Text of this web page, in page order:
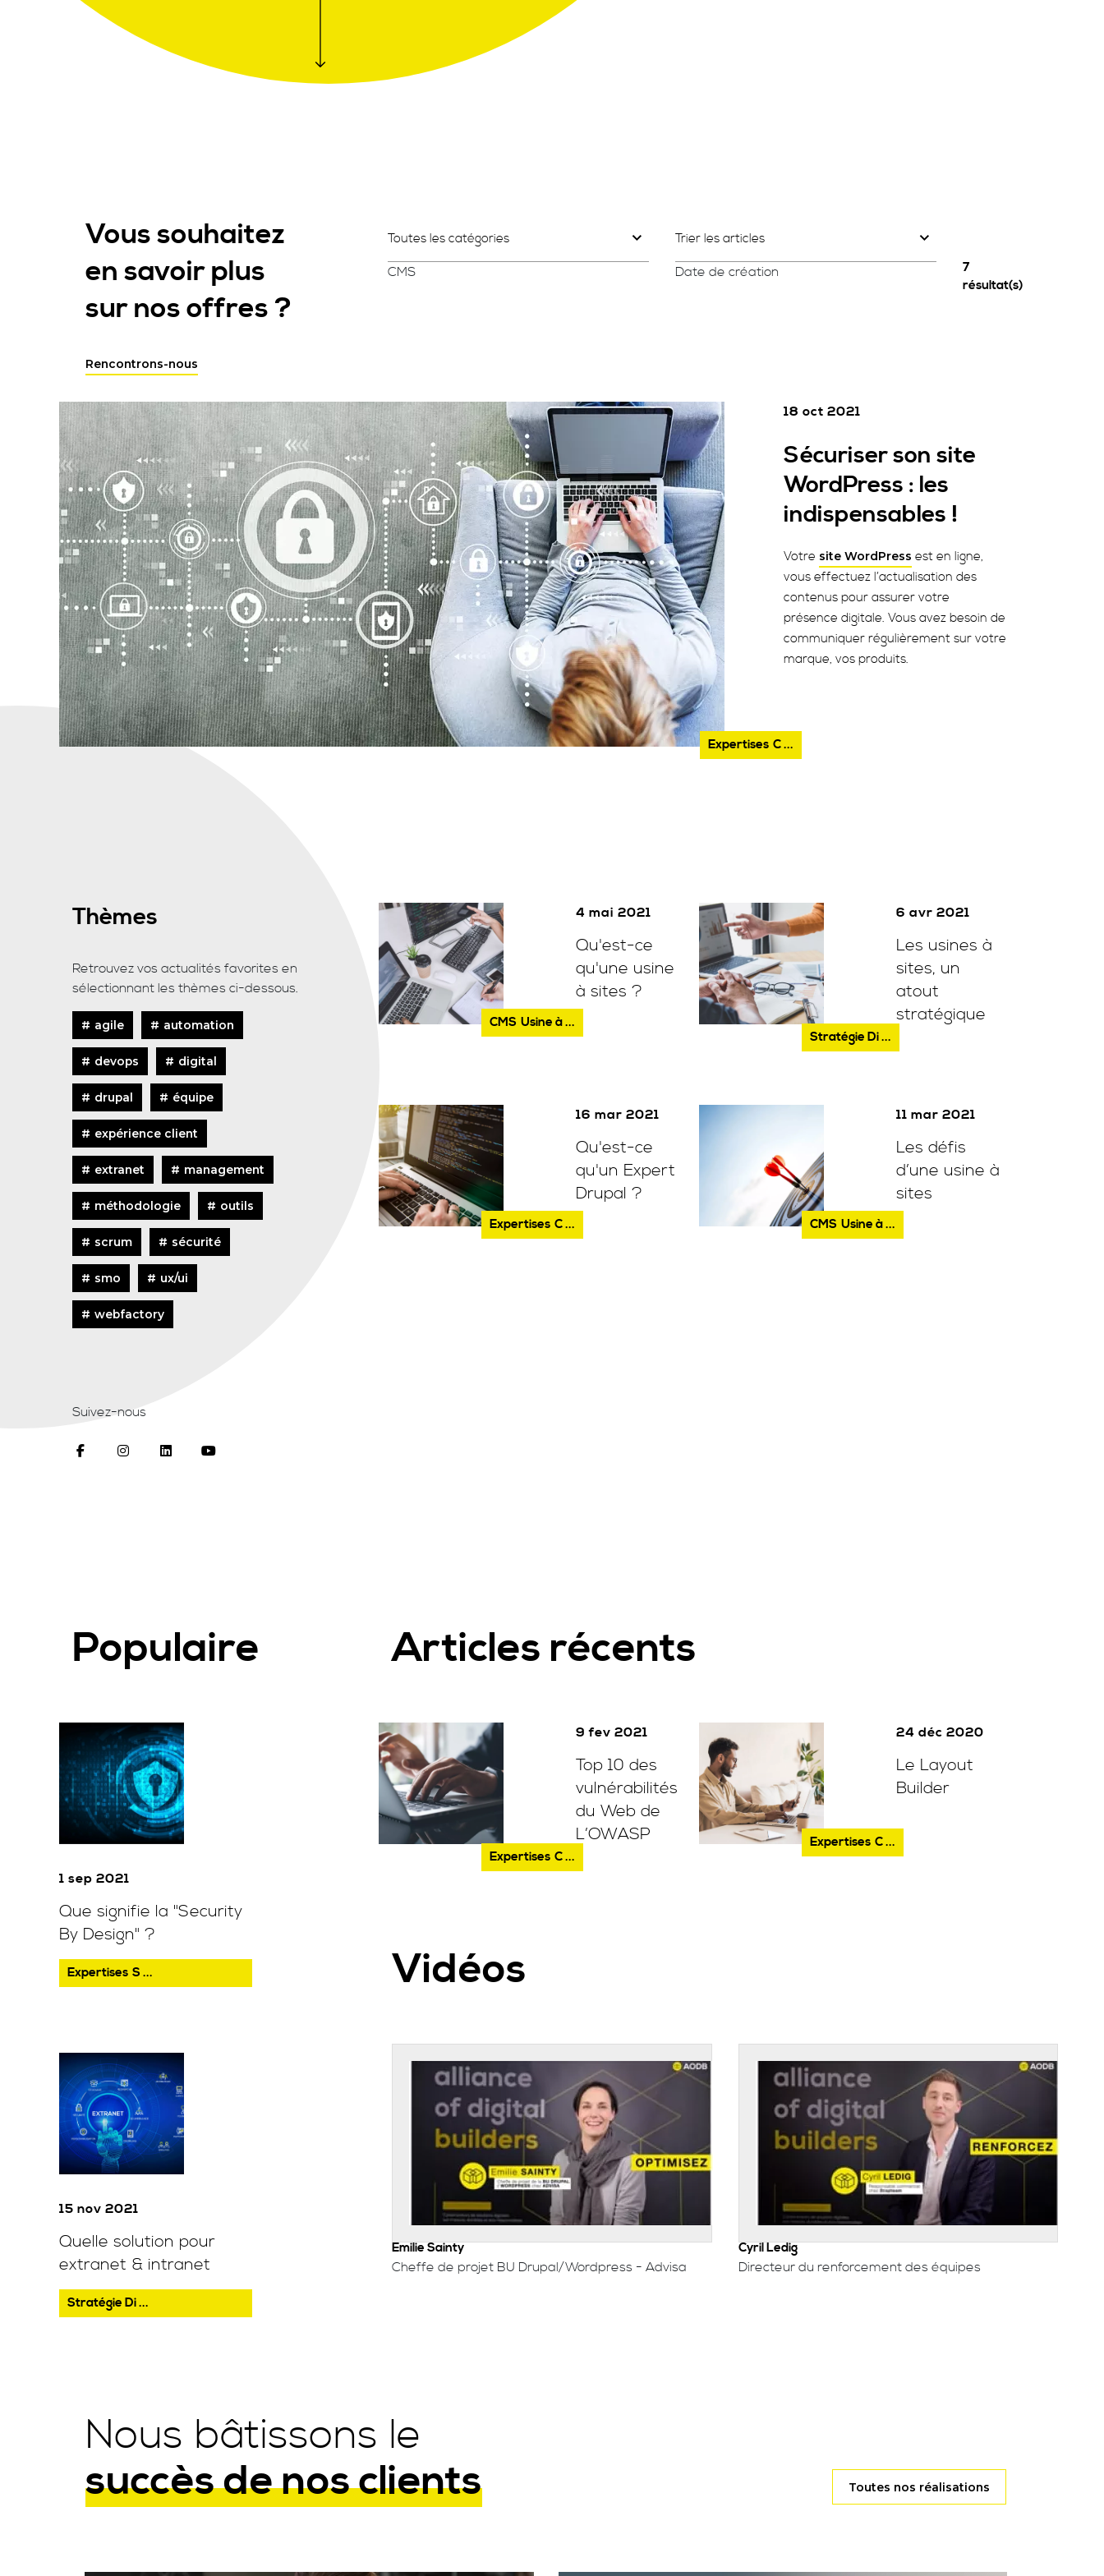
Vous souhaitez
en savoir plus
sur nos offres ?
Rencontrons-nous
Toutes les catégories
CMS
Trier les articles
Date de création
7
résultat(s)
18 oct 2021
Sécuriser son site
WordPress : les
indispensables !
Votre site WordPress est en ligne,
vous effectuez l’actualisation des
contenus pour assurer votre
présence digitale. Vous avez besoin de
communiquer régulièrement sur votre
marque, vos produits.
Expertises C ...
Thèmes
Retrouvez vos actualités favorites en
sélectionnant les thèmes ci-dessous.
agile automation
devops digital
drupal équipe
expérience client
extranet management
méthodologie outils
scrum sécurité
smo ux/ui
webfactory
Suivez-nous
4 mai 2021
Qu'est-ce
qu'une usine
à sites ?
CMS Usine à ...
6 avr 2021
Les usines à
sites, un
atout
stratégique
Stratégie Di ...
16 mar 2021
Qu'est-ce
qu'un Expert
Drupal ?
Expertises C ...
11 mar 2021
Les défis
d’une usine à
sites
CMS Usine à ...
Populaire
1 sep 2021
Que signifie la "Security
By Design" ?
Expertises S ...
15 nov 2021
Quelle solution pour
extranet & intranet
Stratégie Di ...
Articles récents
9 fev 2021
Top 10 des
vulnérabilités
du Web de
L’OWASP
Expertises C ...
24 déc 2020
Le Layout
Builder
Expertises C ...
Vidéos
Emilie Sainty
Cheffe de projet BU Drupal/Wordpress - Advisa
Cyril Ledig
Directeur du renforcement des équipes
Nous bâtissons le
succès de nos clients Toutes nos réalisations